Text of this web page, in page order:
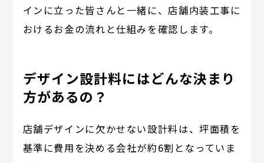
インに立った皆さんと一緒に、店舗内装工事に
おけるお金の流れと仕組みを確認します。
デザイン設計料にはどんな決まり
方があるの？
店舗デザインに欠かせない設計料は、坪面積を
基準に費用を決める会社が約6割となっていま